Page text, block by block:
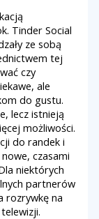
Tinder Social
ze sobą
tej
czy
ale
do gustu.
lecz istnieją
możliwości.
do randek i
czasami
niektórych
partnerów
rozrywkę na